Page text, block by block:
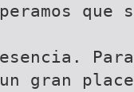
que
Para
gran